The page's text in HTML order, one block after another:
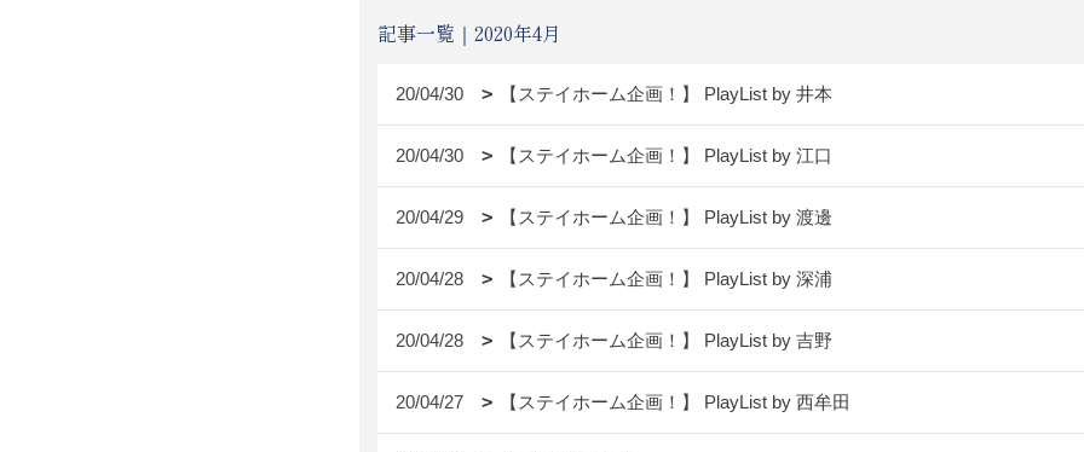
記事一覧｜2020年4月
20/04/30 【ステイホーム企画！】 PlayList by 井本
20/04/30 【ステイホーム企画！】 PlayList by 江口
20/04/29 【ステイホーム企画！】 PlayList by 渡邊
20/04/28 【ステイホーム企画！】 PlayList by 深浦
20/04/28 【ステイホーム企画！】 PlayList by 吉野
20/04/27 【ステイホーム企画！】 PlayList by 西牟田